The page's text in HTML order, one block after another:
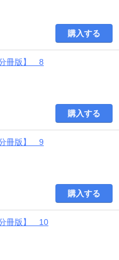
購入する
冊版】 8
購入する
冊版】 9
購入する
冊版】 10